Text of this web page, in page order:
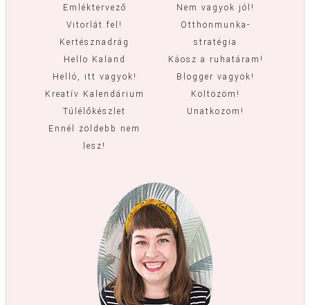
Emléktervező
Vitorlát fel!
Kertésznadrág
Hello Kaland
Helló, itt vagyok!
Kreatív Kalendárium
Túlélőkészlet
Ennél zöldebb nem
lesz!
Nem vagyok jól!
Otthonmunka-
stratégia
Káosz a ruhatáram!
Blogger vagyok!
Költözöm!
Unatkozom!